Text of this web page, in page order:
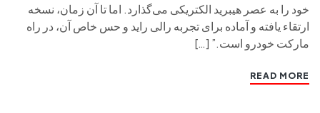
خود را به عصر هیبرید الکتریکی می‌گذارد. اما تا آن زمان، نسخه
ارتقاء یافته و آماده برای تجربه رالی راید و حس خاص آن، در راه
مارکت خودرو است.” […]
READ MORE